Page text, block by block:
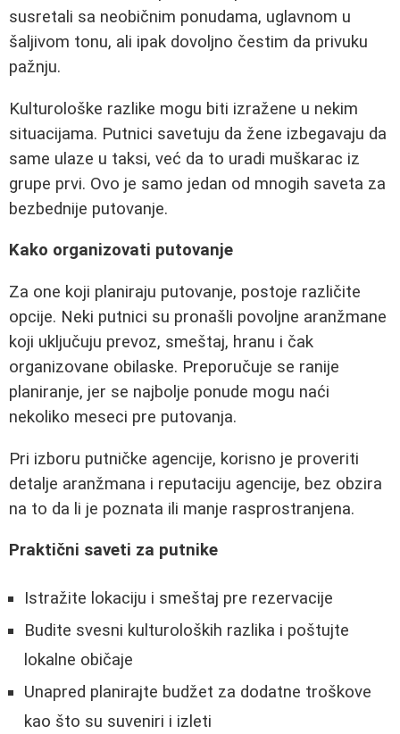
susretali sa neobičnim ponudama, uglavnom u
šaljivom tonu, ali ipak dovoljno čestim da privuku
pažnju.
Kulturološke razlike mogu biti izražene u nekim
situacijama. Putnici savetuju da žene izbegavaju da
same ulaze u taksi, već da to uradi muškarac iz
grupe prvi. Ovo je samo jedan od mnogih saveta za
bezbednije putovanje.
Kako organizovati putovanje
Za one koji planiraju putovanje, postoje različite
opcije. Neki putnici su pronašli povoljne aranžmane
koji uključuju prevoz, smeštaj, hranu i čak
organizovane obilaske. Preporučuje se ranije
planiranje, jer se najbolje ponude mogu naći
nekoliko meseci pre putovanja.
Pri izboru putničke agencije, korisno je proveriti
detalje aranžmana i reputaciju agencije, bez obzira
na to da li je poznata ili manje rasprostranjena.
Praktični saveti za putnike
Istražite lokaciju i smeštaj pre rezervacije
Budite svesni kulturoloških razlika i poštujte
lokalne običaje
Unapred planirajte budžet za dodatne troškove
kao što su suveniri i izleti